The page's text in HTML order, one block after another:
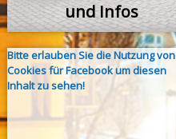
und Infos
Bitte erlauben Sie die Nutzung von
Cookies für Facebook um diesen
Inhalt zu sehen!